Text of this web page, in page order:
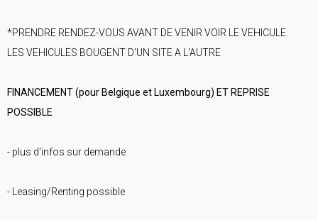
*PRENDRE RENDEZ-VOUS AVANT DE VENIR VOIR LE VEHICULE.
LES VEHICULES BOUGENT D'UN SITE A L'AUTRE
FINANCEMENT (pour Belgique et Luxembourg) ET REPRISE
POSSIBLE
- plus d'infos sur demande
- Leasing/Renting possible